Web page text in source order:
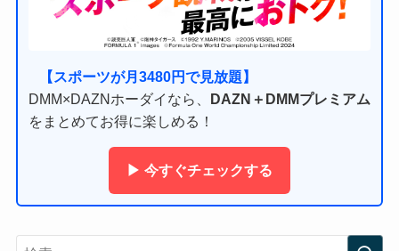
【スポーツが月3480円で見放題】
DMM×DAZNホーダイなら、
DAZN＋DMMプレミアム
をまとめてお得に楽しめる！
▶ 今すぐチェックする